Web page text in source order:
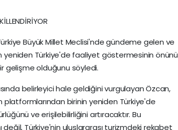
Büyük Millet Meclisi'nde gündeme gelen ve
yeniden Türkiye'de faaliyet göstermesinin önünü
gelişme olduğunu söyledi.
belirleyici hale geldiğini vurgulayan Özcan,
birinin yeniden Türkiye'de
ve erişilebilirliğini artıracaktır. Bu
Türkiye'nin uluslararası turizmdeki rekabet